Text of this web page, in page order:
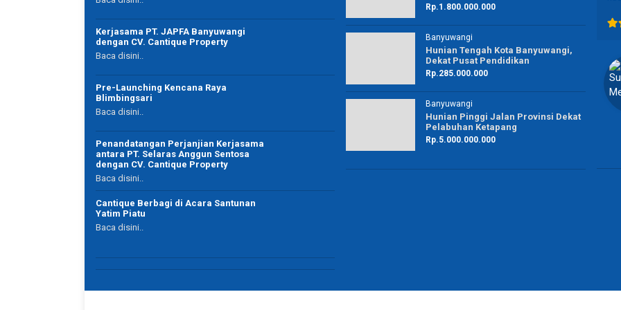
Kerjasama PT. JAPFA Banyuwangi
dengan CV. Cantique Property
Baca disini..
Pre-Launching Kencana Raya
Blimbingsari
Baca disini..
Penandatangan Perjanjian Kerjasama
antara PT. Selaras Anggun Sentosa
dengan CV. Cantique Property
Baca disini..
Cantique Berbagi di Acara Santunan
Yatim Piatu
Baca disini..
Rp.1.800.000.000
Banyuwangi
Hunian Tengah Kota Banyuwangi,
Dekat Pusat Pendidikan
Rp.285.000.000
Banyuwangi
Hunian Pinggi Jalan Provinsi Dekat
Pelabuhan Ketapang
Rp.5.000.000.000
Ibu Rumah Tangga
Banyuwangi
Terima kasih banyak
Bagus Dwi Aditya
Karyawan ASDP
Blitar